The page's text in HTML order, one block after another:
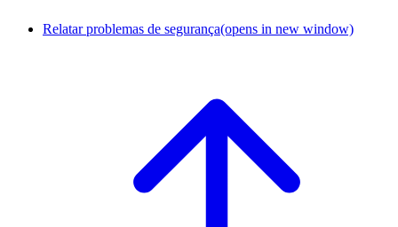
Relatar problemas de segurança(opens in new window)